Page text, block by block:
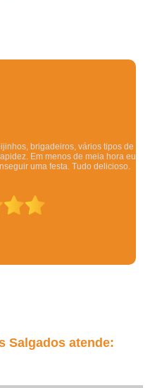
pra esquentar no forno mas eu
e mesmo assim ficam deliciosos.
gostou.
Salgados atende: